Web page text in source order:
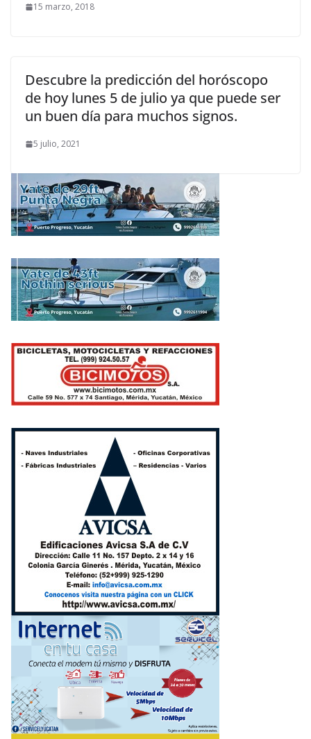
15 marzo, 2018
Descubre la predicción del horóscopo
de hoy lunes 5 de julio ya que puede ser
un buen día para muchos signos.
5 julio, 2021